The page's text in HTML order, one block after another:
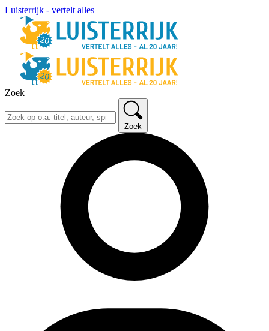
Luisterrijk - vertelt alles
Zoek
Zoek